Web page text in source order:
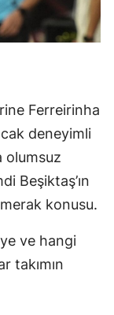
Ferreirinha
deneyimli
olumsuz
Beşiktaş’ın
konusu.
ve hangi
takımın